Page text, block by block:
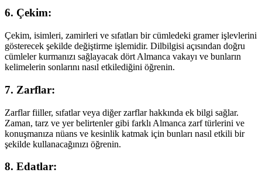
6. Çekim:
Çekim, isimleri, zamirleri ve sıfatları bir cümledeki gramer işlevlerini
gösterecek şekilde değiştirme işlemidir. Dilbilgisi açısından doğru
cümleler kurmanızı sağlayacak dört Almanca vakayı ve bunların
kelimelerin sonlarını nasıl etkilediğini öğrenin.
7. Zarflar:
Zarflar fiiller, sıfatlar veya diğer zarflar hakkında ek bilgi sağlar.
Zaman, tarz ve yer belirtenler gibi farklı Almanca zarf türlerini ve
konuşmanıza nüans ve kesinlik katmak için bunları nasıl etkili bir
şekilde kullanacağınızı öğrenin.
8. Edatlar: